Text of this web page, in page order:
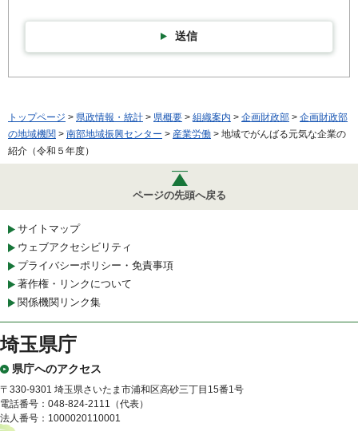
送信
トップページ > 県政情報・統計 > 県概要 > 組織案内 > 企画財政部 > 企画財政部
の地域機関 > 南部地域振興センター > 産業労働 > 地域でがんばる元気な企業の
紹介（令和５年度）
ページの先頭へ戻る
サイトマップ
ウェブアクセシビリティ
プライバシーポリシー・免責事項
著作権・リンクについて
関係機関リンク集
埼玉県庁
県庁へのアクセス
〒330-9301 埼玉県さいたま市浦和区高砂三丁目15番1号
電話番号：048-824-2111（代表）
法人番号：1000020110001